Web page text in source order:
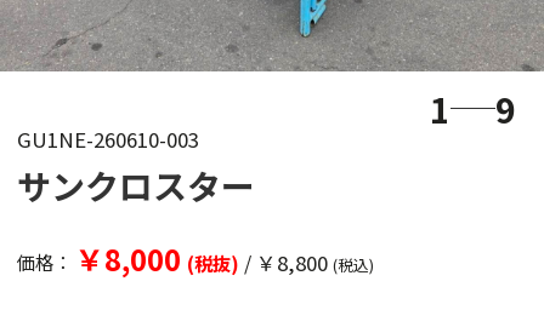
1 9
GU1NE-260610-003
サンクロスター
価格： ￥8,000 (税抜) / ￥8,800 (税込)